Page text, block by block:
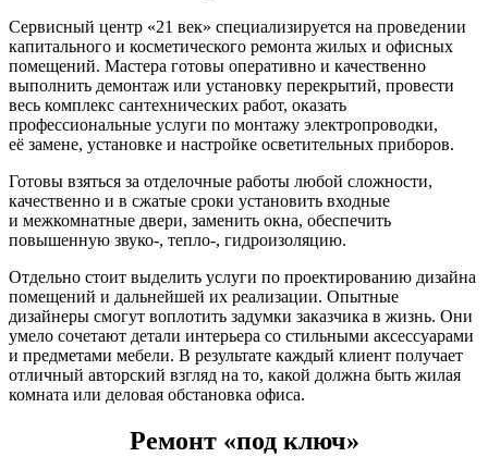
Сервисный центр «21 век» специализируется на проведении
капитального и косметического ремонта жилых и офисных
помещений. Мастера готовы оперативно и качественно
выполнить демонтаж или установку перекрытий, провести
весь комплекс сантехнических работ, оказать
профессиональные услуги по монтажу электропроводки,
её замене, установке и настройке осветительных приборов.
Готовы взяться за отделочные работы любой сложности,
качественно и в сжатые сроки установить входные
и межкомнатные двери, заменить окна, обеспечить
повышенную звуко-, тепло-, гидроизоляцию.
Отдельно стоит выделить услуги по проектированию дизайна
помещений и дальнейшей их реализации. Опытные
дизайнеры смогут воплотить задумки заказчика в жизнь. Они
умело сочетают детали интерьера со стильными аксессуарами
и предметами мебели. В результате каждый клиент получает
отличный авторский взгляд на то, какой должна быть жилая
комната или деловая обстановка офиса.
Ремонт «под ключ»